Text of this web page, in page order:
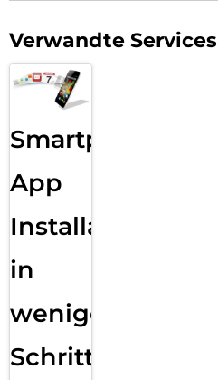
Verwandte Services
Smartphone
App
Installation
in
wenigen
Schritten